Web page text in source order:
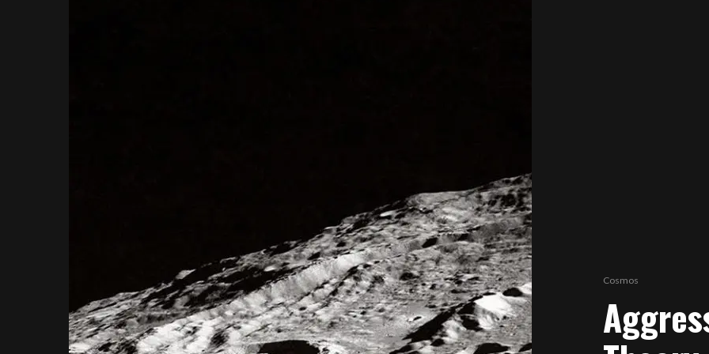
Cosmos